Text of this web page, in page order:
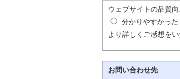
ウェブサイトの品質
分かりやすかった
より詳しくご感想をい
お問い合わせ先